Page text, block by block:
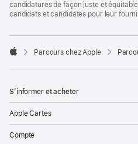
candidatures de façon juste et
candidats et candidates pour leur

Parcours chez Apple
S’informer et acheter
Apple Cartes
Compte